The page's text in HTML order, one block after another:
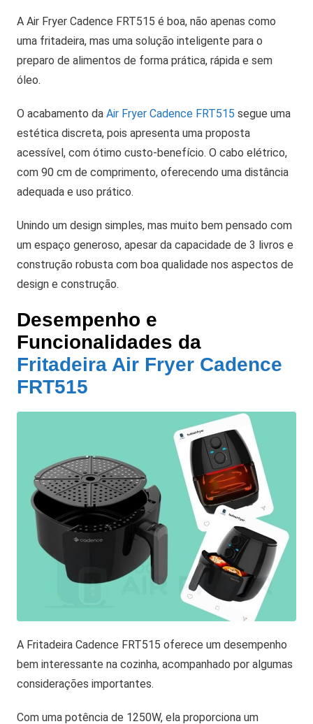
A Air Fryer Cadence FRT515 é boa, não apenas como
uma fritadeira, mas uma solução inteligente para o
preparo de alimentos de forma prática, rápida e sem
óleo.
O acabamento da Air Fryer Cadence FRT515 segue uma
estética discreta, pois apresenta uma proposta
acessível, com ótimo custo-benefício. O cabo elétrico,
com 90 cm de comprimento, oferecendo uma distância
adequada e uso prático.
Unindo um design simples, mas muito bem pensado com
um espaço generoso, apesar da capacidade de 3 livros e
construção robusta com boa qualidade nos aspectos de
design e construção.
Desempenho e
Funcionalidades da
Fritadeira Air Fryer Cadence
FRT515
A Fritadeira Cadence FRT515 oferece um desempenho
bem interessante na cozinha, acompanhado por algumas
considerações importantes.
Com uma potência de 1250W, ela proporciona um